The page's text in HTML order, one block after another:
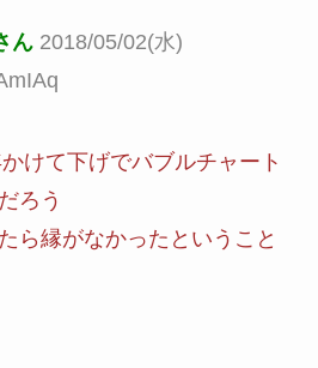
ん 2018/05/02(水)
けて下げでバブルチャート
ろう
ら縁がなかったということ